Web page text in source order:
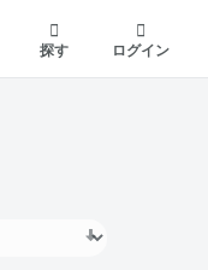
探す
ログイン